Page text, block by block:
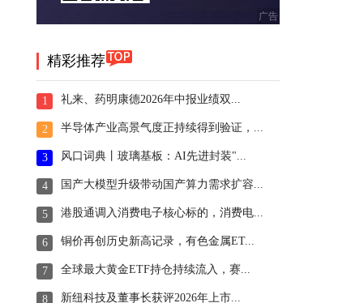
精彩推荐
1 礼来、药明康德2026年中报业绩双...
2 半导体产业高景气度正持续得到验证，...
3 风口词典丨玻璃基板：AI先进封装"...
4 国产大模型升级带动国产算力需求扩容...
5 港股通调入消费电子核心标的，消费电...
6 铜价再创历史新高记录，有色金属ET...
7 全球最大黄金ETF持仓持续流入，赛...
8 新纽科技及董事长获评2026年上市...